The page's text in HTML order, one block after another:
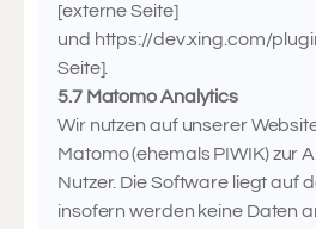
[externe Seite]
und https://dev.xing.com/
Seite].
5.7 Matomo Analytics
Wir nutzen auf unserer
Matomo (ehemals PIWIK) zur
Nutzer. Die Software liegt auf
insofern werden keine Daten